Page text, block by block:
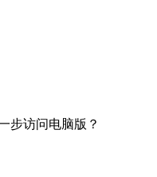
步访问电脑版？